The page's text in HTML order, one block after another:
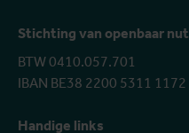
Stichting van openbaar nut
BTW 0410.057.701
IBAN BE38 2200 5311 1172
Handige links